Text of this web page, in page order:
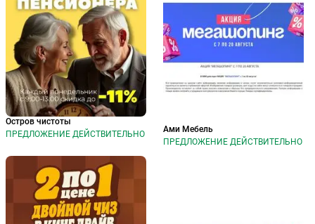
Остров чистоты
ПРЕДЛОЖЕНИЕ ДЕЙСТВИТЕЛЬНО
Ами Мебель
ПРЕДЛОЖЕНИЕ ДЕЙСТВИТЕЛЬНО